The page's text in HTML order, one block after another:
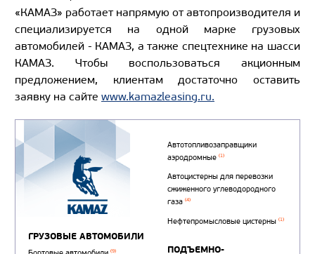
«КАМАЗ» работает напрямую от автопроизводителя и
специализируется на одной марке грузовых
автомобилей - КАМАЗ, а также спецтехнике на шасси
КАМАЗ. Чтобы воспользоваться акционным
предложением, клиентам достаточно оставить
заявку на сайте www.kamazleasing.ru.